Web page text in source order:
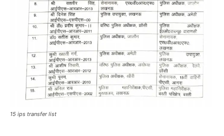
15 ips transfer list